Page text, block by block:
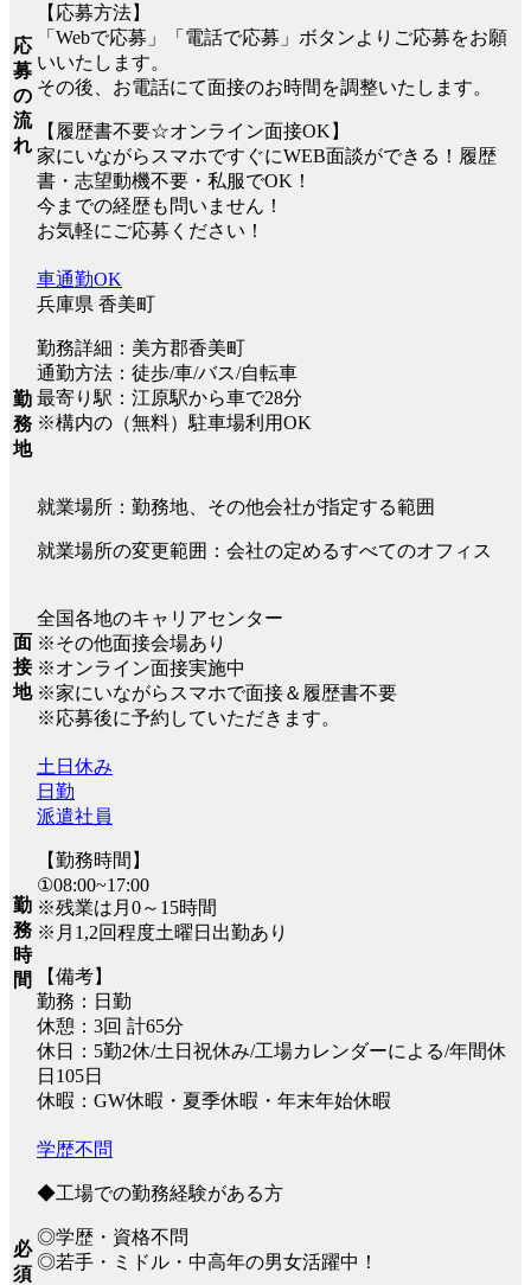
応
募
の
流
れ
【応募方法】
「Webで応募」「電話で応募」ボタンよりご応募をお願
いいたします。
その後、お電話にて面接のお時間を調整いたします。
【履歴書不要☆オンライン面接OK】
家にいながらスマホですぐにWEB面談ができる！履歴
書・志望動機不要・私服でOK！
今までの経歴も問いません！
お気軽にご応募ください！
勤
務
地
車通勤OK
兵庫県 香美町
勤務詳細：美方郡香美町
通勤方法：徒歩/車/バス/自転車
最寄り駅：江原駅から車で28分
※構内の（無料）駐車場利用OK
就業場所：勤務地、その他会社が指定する範囲
就業場所の変更範囲：会社の定めるすべてのオフィス
面
接
地
全国各地のキャリアセンター
※その他面接会場あり
※オンライン面接実施中
※家にいながらスマホで面接＆履歴書不要
※応募後に予約していただきます。
勤
務
時
間
土日休み
日勤
派遣社員
【勤務時間】
①08:00~17:00
※残業は月0～15時間
※月1,2回程度土曜日出勤あり
【備考】
勤務：日勤
休憩：3回 計65分
休日：5勤2休/土日祝休み/工場カレンダーによる/年間休
日105日
休暇：GW休暇・夏季休暇・年末年始休暇
必
須
学歴不問
◆工場での勤務経験がある方
◎学歴・資格不問
◎若手・ミドル・中高年の男女活躍中！